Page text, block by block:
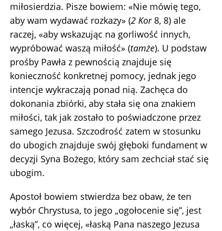
miłosierdzia. Pisze bowiem: «Nie mówię tego,
aby wam wydawać rozkazy» (2 Kor8, 8) ale
raczej, «aby wskazując na gorliwość innych,
wypróbować waszą miłość» (tamże). U podstaw
prośby Pawła z pewnością znajduje się
konieczność konkretnej pomocy, jednak jego
intencje wykraczają ponad nią. Zachęca do
dokonania zbiórki, aby stała się ona znakiem
miłości, tak jak zostało to poświadczone przez
samego Jezusa. Szczodrość zatem w stosunku
do ubogich znajduje swój głęboki fundament w
decyzji Syna Bożego, który sam zechciał stać się
ubogim.
Apostoł bowiem stwierdza bez obaw, że ten
wybór Chrystusa, to jego „ogołocenie się”, jest
„łaską”, co więcej, «łaską Pana naszego Jezusa